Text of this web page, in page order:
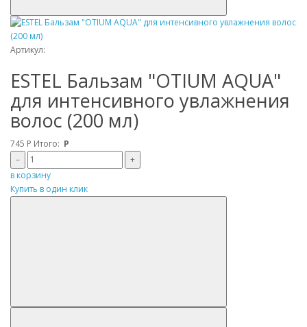
Артикул:
ESTEL Бальзам "OTIUM AQUA"
для интенсивного увлажнения
волос (200 мл)
745 Р Итого: Р
–
+
в корзину
Купить в один клик